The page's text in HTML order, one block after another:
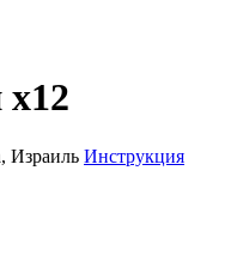
x12
Израиль Инструкция